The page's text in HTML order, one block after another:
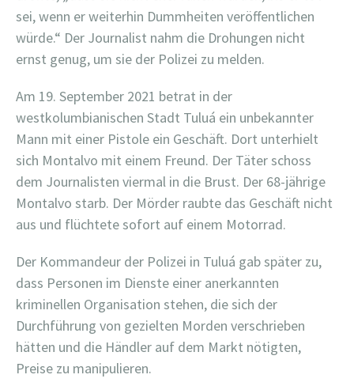
sei, wenn er weiterhin Dummheiten veröffentlichen
würde.“ Der Journalist nahm die Drohungen nicht
ernst genug, um sie der Polizei zu melden.
Am 19. September 2021 betrat in der
westkolumbianischen Stadt Tuluá ein unbekannter
Mann mit einer Pistole ein Geschäft. Dort unterhielt
sich Montalvo mit einem Freund. Der Täter schoss
dem Journalisten viermal in die Brust. Der 68-jährige
Montalvo starb. Der Mörder raubte das Geschäft nicht
aus und flüchtete sofort auf einem Motorrad.
Der Kommandeur der Polizei in Tuluá gab später zu,
dass Personen im Dienste einer anerkannten
kriminellen Organisation stehen, die sich der
Durchführung von gezielten Morden verschrieben
hätten und die Händler auf dem Markt nötigten,
Preise zu manipulieren.